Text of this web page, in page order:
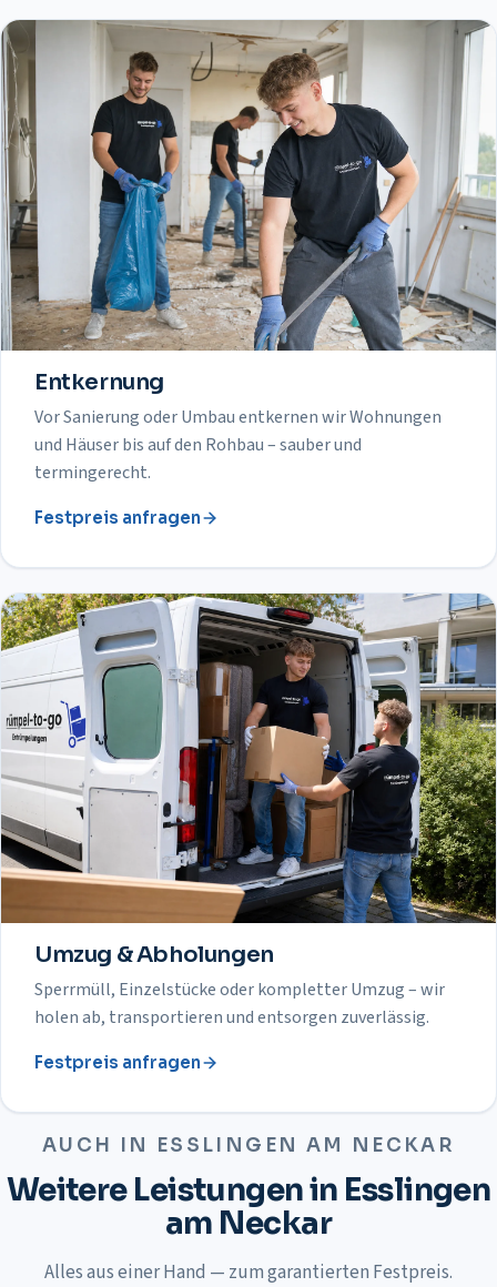
Entkernung
Vor Sanierung oder Umbau entkernen wir Wohnungen
und Häuser bis auf den Rohbau – sauber und
termingerecht.
Festpreis anfragen
Umzug & Abholungen
Sperrmüll, Einzelstücke oder kompletter Umzug – wir
holen ab, transportieren und entsorgen zuverlässig.
Festpreis anfragen
AUCH IN ESSLINGEN AM NECKAR
Weitere Leistungen in Esslingen
am Neckar
Alles aus einer Hand — zum garantierten Festpreis.